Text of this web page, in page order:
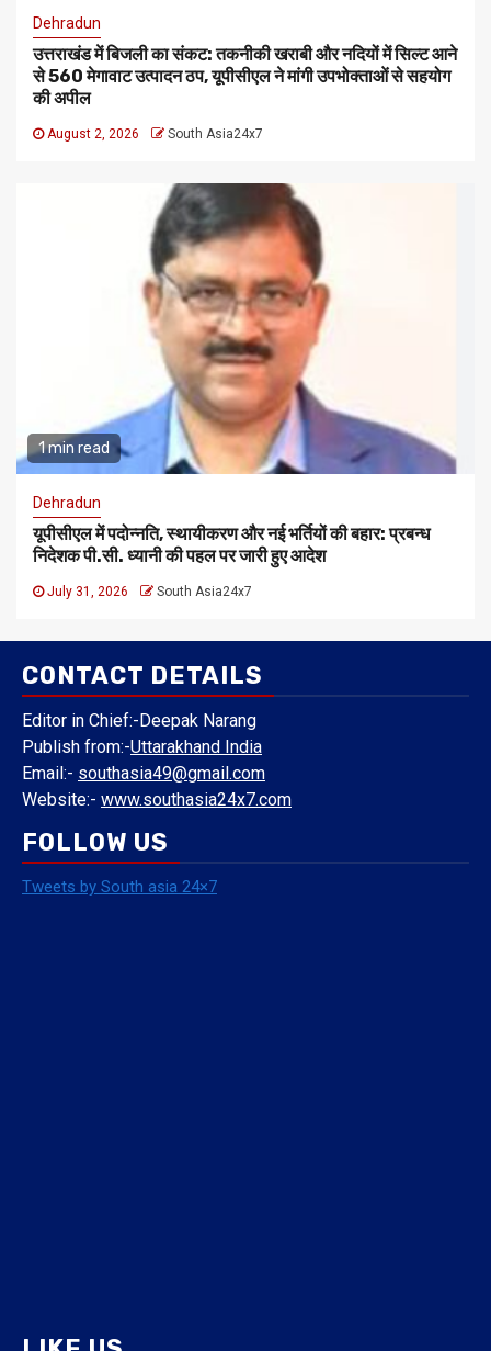
Dehradun
उत्तराखंड में बिजली का संकट: तकनीकी खराबी और नदियों में सिल्ट आने
से 560 मेगावाट उत्पादन ठप, यूपीसीएल ने मांगी उपभोक्ताओं से सहयोग
की अपील
August 2, 2026 South Asia24x7
1 min read
Dehradun
यूपीसीएल में पदोन्नति, स्थायीकरण और नई भर्तियों की बहार: प्रबन्ध
निदेशक पी.सी. ध्यानी की पहल पर जारी हुए आदेश
July 31, 2026 South Asia24x7
CONTACT DETAILS
Editor in Chief:-Deepak Narang
Publish from:-Uttarakhand India
Email:- southasia49@gmail.com
Website:- www.southasia24x7.com
FOLLOW US
Tweets by South asia 24×7